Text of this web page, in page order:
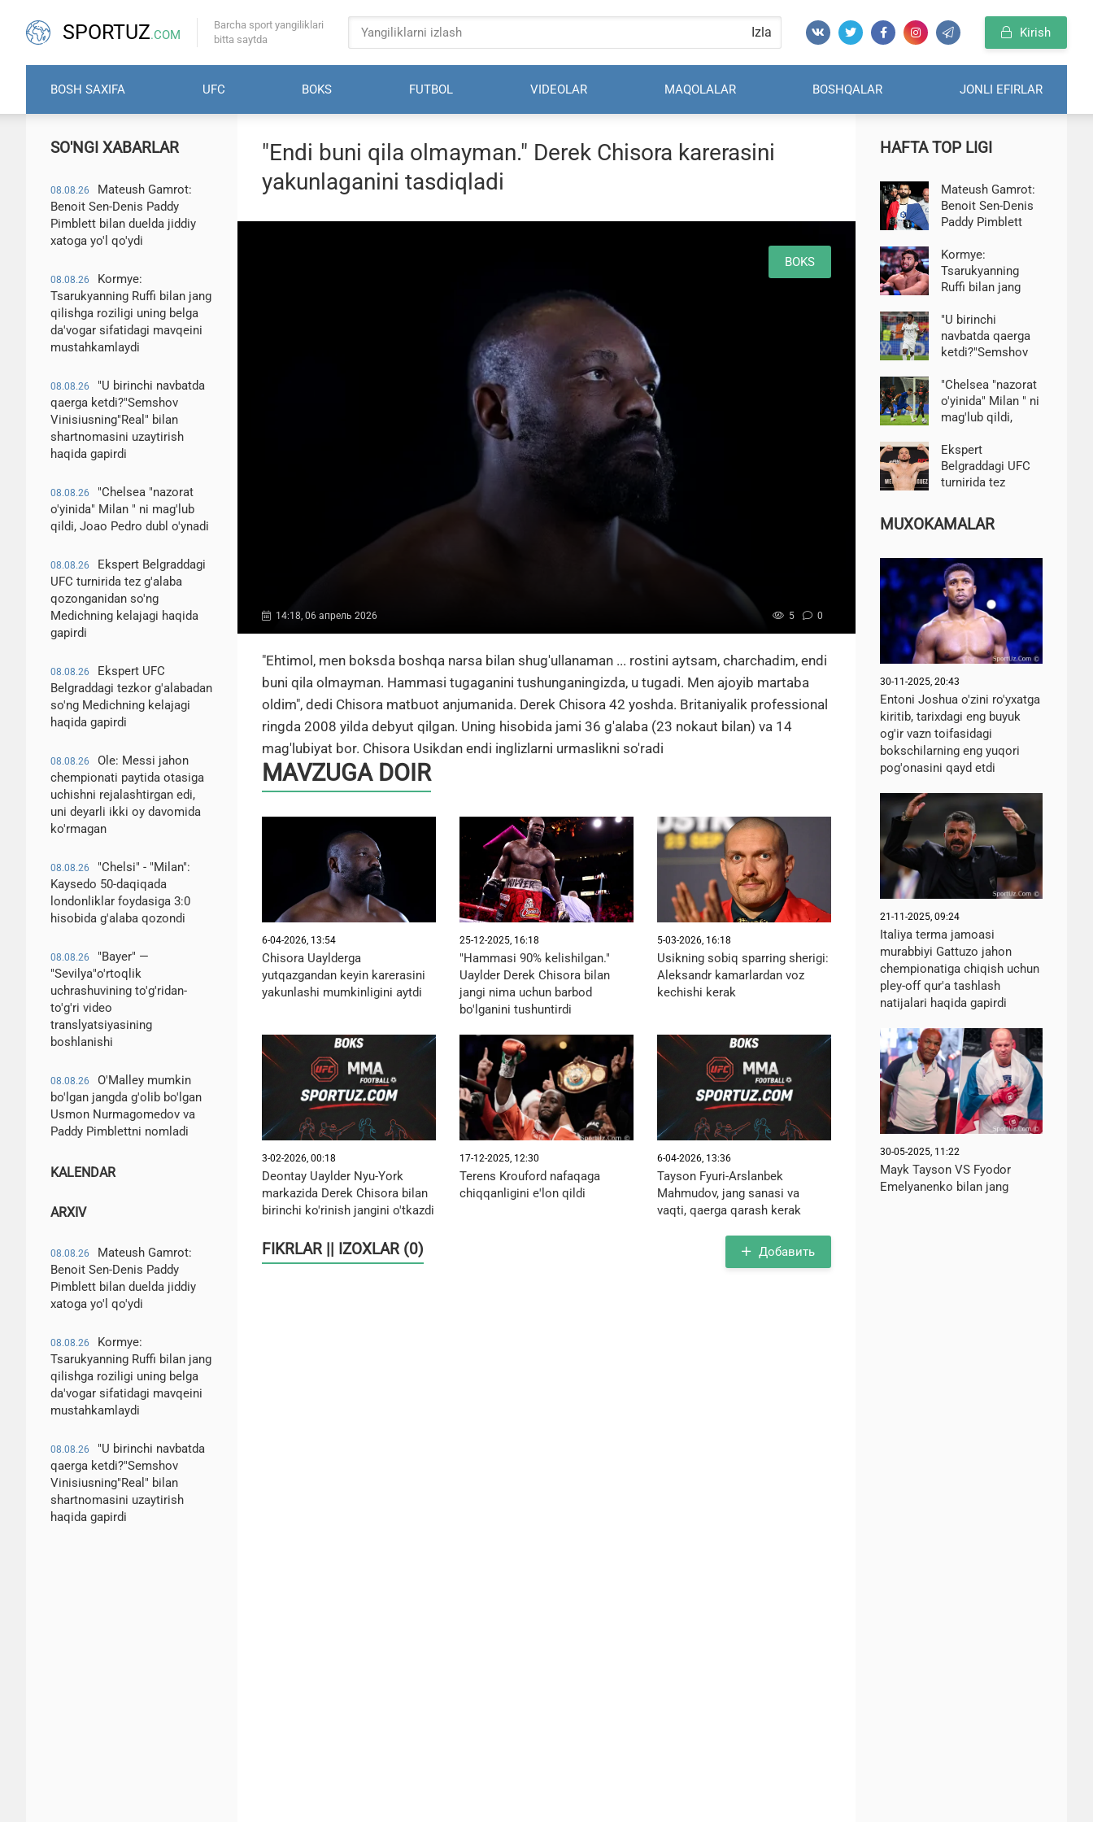
SPORTUZ.COM
Barcha sport yangiliklari
bitta saytda
Izla Kirish
BOSH SAXIFA UFC BOKS FUTBOL VIDEOLAR MAQOLALAR BOSHQALAR JONLI EFIRLAR
SO'NGI XABARLAR
08.08.26
Mateush Gamrot:
Benoit Sen-Denis Paddy
Pimblett bilan duelda jiddiy
xatoga yo'l qo'ydi
08.08.26
Kormye:
Tsarukyanning Ruffi bilan jang
qilishga roziligi uning belga
da'vogar sifatidagi mavqeini
mustahkamlaydi
08.08.26
"U birinchi navbatda
qaerga ketdi?"Semshov
Vinisiusning"Real" bilan
shartnomasini uzaytirish
haqida gapirdi
08.08.26
"Chelsea "nazorat
o'yinida" Milan " ni mag'lub
qildi, Joao Pedro dubl o'ynadi
08.08.26
Ekspert Belgraddagi
UFC turnirida tez g'alaba
qozonganidan so'ng
Medichning kelajagi haqida
gapirdi
08.08.26
Ekspert UFC
Belgraddagi tezkor g'alabadan
so'ng Medichning kelajagi
haqida gapirdi
08.08.26
Ole: Messi jahon
chempionati paytida otasiga
uchishni rejalashtirgan edi,
uni deyarli ikki oy davomida
ko'rmagan
08.08.26
"Chelsi" - "Milan":
Kaysedo 50-daqiqada
londonliklar foydasiga 3:0
hisobida g'alaba qozondi
08.08.26
"Bayer" —
"Sevilya"o'rtoqlik
uchrashuvining to'g'ridan-
to'g'ri video
translyatsiyasining
boshlanishi
08.08.26
O'Malley mumkin
bo'lgan jangda g'olib bo'lgan
Usmon Nurmagomedov va
Paddy Pimblettni nomladi
KALENDAR
ARXIV
08.08.26
Mateush Gamrot:
Benoit Sen-Denis Paddy
Pimblett bilan duelda jiddiy
xatoga yo'l qo'ydi
08.08.26
Kormye:
Tsarukyanning Ruffi bilan jang
qilishga roziligi uning belga
da'vogar sifatidagi mavqeini
mustahkamlaydi
08.08.26
"U birinchi navbatda
qaerga ketdi?"Semshov
Vinisiusning"Real" bilan
shartnomasini uzaytirish
haqida gapirdi
"Endi buni qila olmayman." Derek Chisora karerasini
yakunlaganini tasdiqladi
BOKS
14:18, 06 апрель 2026 5 0
"Ehtimol, men boksda boshqa narsa bilan shug'ullanaman ... rostini aytsam, charchadim, endi
buni qila olmayman. Hammasi tugaganini tushunganingizda, u tugadi. Men ajoyib martaba
oldim", dedi Chisora matbuot anjumanida. Derek Chisora 42 yoshda. Britaniyalik professional
ringda 2008 yilda debyut qilgan. Uning hisobida jami 36 g'alaba (23 nokaut bilan) va 14
mag'lubiyat bor. Chisora Usikdan endi inglizlarni urmaslikni so'radi
MAVZUGA DOIR
6-04-2026, 13:54
Chisora Uaylderga
yutqazgandan keyin karerasini
yakunlashi mumkinligini aytdi
25-12-2025, 16:18
"Hammasi 90% kelishilgan."
Uaylder Derek Chisora bilan
jangi nima uchun barbod
bo'lganini tushuntirdi
5-03-2026, 16:18
Usikning sobiq sparring sherigi:
Aleksandr kamarlardan voz
kechishi kerak
3-02-2026, 00:18
Deontay Uaylder Nyu-York
markazida Derek Chisora bilan
birinchi ko'rinish jangini o'tkazdi
17-12-2025, 12:30
Terens Krouford nafaqaga
chiqqanligini e'lon qildi
6-04-2026, 13:36
Tayson Fyuri-Arslanbek
Mahmudov, jang sanasi va
vaqti, qaerga qarash kerak
FIKRLAR || IZOXLAR (0) Добавить
HAFTA TOP LIGI
Mateush Gamrot:
Benoit Sen-Denis
Paddy Pimblett
xatoga yo'l qo'ydi
Kormye:
Tsarukyanning
Ruffi bilan jang
uning belga
da'vogar sifatidagi
mavqeini
"U birinchi
navbatda qaerga
ketdi?"Semshov
bilan
shartnomasini
uzaytirish haqida
"Chelsea "nazorat
o'yinida" Milan " ni
mag'lub qildi,
o'ynadi
Ekspert
Belgraddagi UFC
turnirida tez
qozonganidan
so'ng Medichning
gapirdi
MUXOKAMALAR
30-11-2025, 20:43
Entoni Joshua o'zini ro'yxatga
kiritib, tarixdagi eng buyuk
og'ir vazn toifasidagi
bokschilarning eng yuqori
pog'onasini qayd etdi
21-11-2025, 09:24
Italiya terma jamoasi
murabbiyi Gattuzo jahon
chempionatiga chiqish uchun
pley-off qur'a tashlash
natijalari haqida gapirdi
30-05-2025, 11:22
Mayk Tayson VS Fyodor
Emelyanenko bilan jang